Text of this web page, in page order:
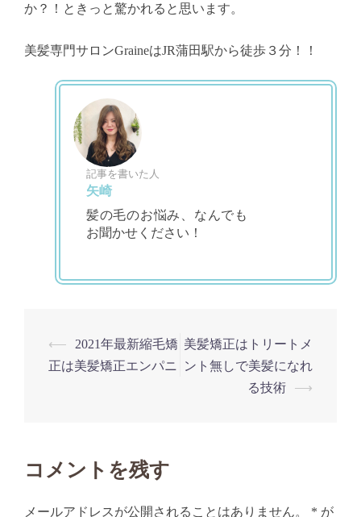
か？！ときっと驚かれると思います。
美髪専門サロンGraineはJR蒲田駅から徒歩３分！！
記事を書いた人
矢崎
髪の毛のお悩み、なんでも
お聞かせください！
投
稿
ー
⟵
2021年最新縮毛矯
正は美髪矯正エンパニ
美髪矯正はトリートメ
ント無しで美髪になれ
る技術
⟶
コメントを残す
メールアドレスが公開されることはありません。 * が